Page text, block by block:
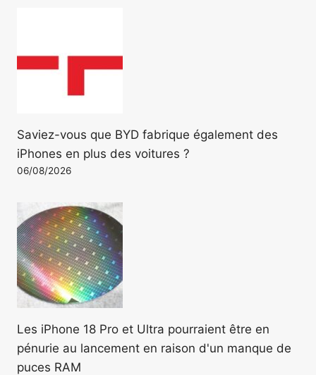
Saviez-vous que BYD fabrique également des
iPhones en plus des voitures ?
06/08/2026
Les iPhone 18 Pro et Ultra pourraient être en
pénurie au lancement en raison d'un manque de
puces RAM